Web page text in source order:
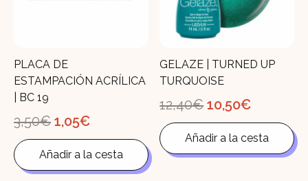
PLACA DE
ESTAMPACIÓN ACRÍLICA
| BC 19
3,50€ El
precio
original
era:
3,50€.
1,05€El
actual
es:
1,05€.
Añadir a la cesta
GELAZE | TURNED UP
TURQUOISE
12,40€ El
precio
original
era:
12,40€.
10,50€El
actual
es:
10,50€.
Añadir a la cesta